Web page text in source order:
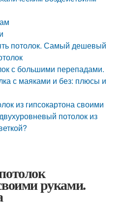
потолок. Самый дешевый
с большими перепадами.
с маяками и без: плюсы и
из гипсокартона своими
потолок из
руками.